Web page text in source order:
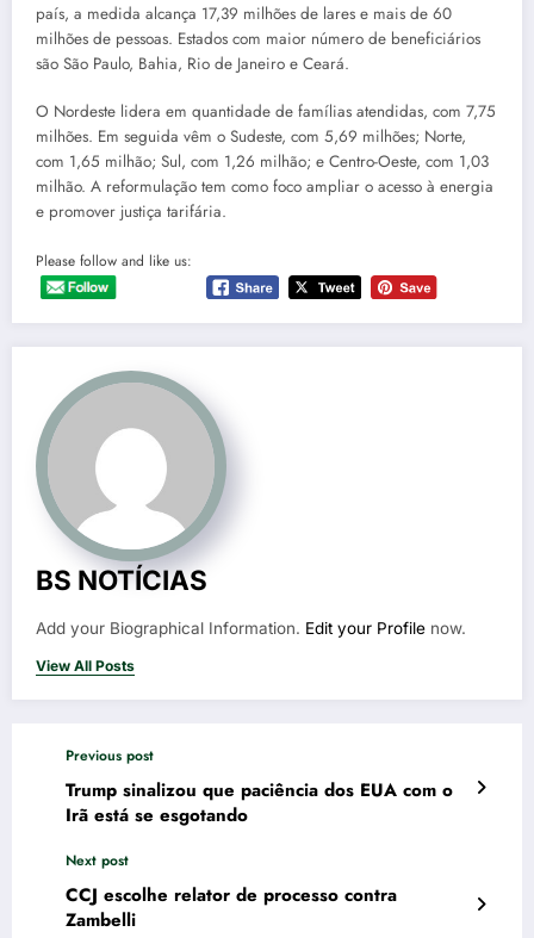
país, a medida alcança 17,39 milhões de lares e mais de 60
milhões de pessoas. Estados com maior número de beneficiários
são São Paulo, Bahia, Rio de Janeiro e Ceará.
O Nordeste lidera em quantidade de famílias atendidas, com 7,75
milhões. Em seguida vêm o Sudeste, com 5,69 milhões; Norte,
com 1,65 milhão; Sul, com 1,26 milhão; e Centro-Oeste, com 1,03
milhão. A reformulação tem como foco ampliar o acesso à energia
e promover justiça tarifária.
Please follow and like us:
BS NOTÍCIAS
Add your Biographical Information. Edit your Profile now.
View All Posts
Previous post
Trump sinalizou que paciência dos EUA com o
Irã está se esgotando
Next post
CCJ escolhe relator de processo contra
Zambelli